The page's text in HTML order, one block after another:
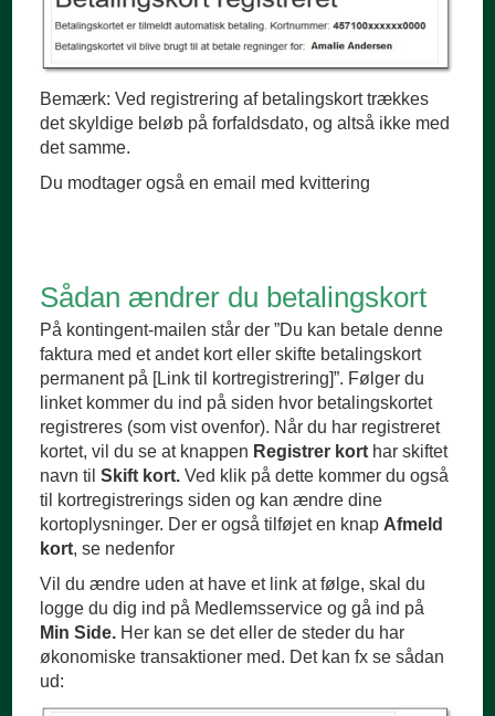
Bemærk: Ved registrering af betalingskort trækkes
det skyldige beløb på forfaldsdato, og altså ikke med
det samme.
Du modtager også en email med kvittering
Sådan ændrer du betalingskort
På kontingent-mailen står der ”Du kan betale denne
faktura med et andet kort eller skifte betalingskort
permanent på [Link til kortregistrering]”. Følger du
linket kommer du ind på siden hvor betalingskortet
registreres (som vist ovenfor). Når du har registreret
kortet, vil du se at knappen Registrer kort har skiftet
navn tilSkift kort.Ved klik på dette kommer du også
til kortregistrerings siden og kan ændre dine
kortoplysninger. Der er også tilføjet en knap Afmeld
kort, se nedenfor
Vil du ændre uden at have et link at følge, skal du
logge du dig ind på Medlemsservice og gå ind på
Min Side. Her kan se det eller de steder du har
økonomiske transaktioner med. Det kan fx se sådan
ud: